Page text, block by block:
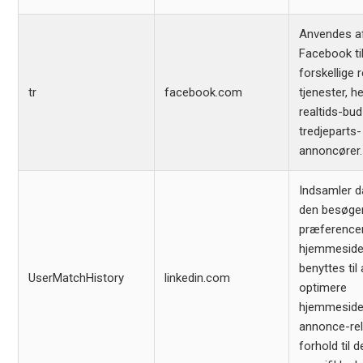
tr facebook.com
Anvendes
Facebook
forskellige
tjenester,
realtids-
tredjeparts-
annoncører.
UserMatchHistory linkedin.com
Indsamler
den
benyttes til
optimere
annonce-
forhold til